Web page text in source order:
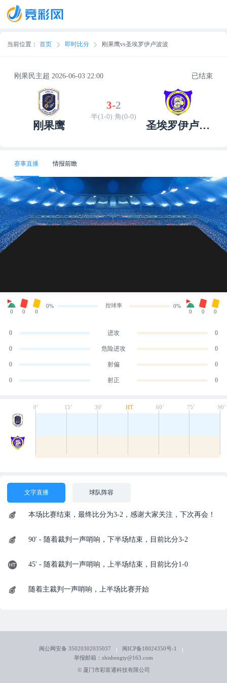
当前位置： 首页 即时比分 刚果鹰vs圣埃罗伊卢波波
刚果民主超 2026-06-03 22:00 已结束
刚果鹰
3-2
半(1-0) 角(0-0)
圣埃罗伊卢波
赛事直播 情报前瞻
0 0 0
0% 控球率
0%
0
0 0
0 进攻 0
0 危险进攻 0
0 射偏 0
0 射正 0
0’ 15’ 30’ HT 60’ 75’ 90’
文字直播 球队阵容
本场比赛结束，最终比分为3-2，感谢大家关注，下次再会！
90' - 随着裁判一声哨响，下半场结束，目前比分3-2
45' - 随着裁判一声哨响，上半场结束，目前比分1-0
随着主裁判一声哨响，上半场比赛开始
闽公网安备 35020302035037
闽ICP备18024350号-1
举报邮箱：zhishengty@163.com
© 厦门市彩富通科技有限公司